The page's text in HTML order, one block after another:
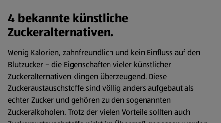
4 bekannte künstliche
Zuckeralternativen.
Wenig Kalorien, zahnfreundlich und kein Einfluss auf den
Blutzucker – die Eigenschaften vieler künstlicher
Zuckeralternativen klingen überzeugend. Diese
Zuckeraustauschstoffe sind völlig anders aufgebaut als
echter Zucker und gehören zu den sogenannten
Zuckeralkoholen. Trotz der vielen Vorteile sollten auch